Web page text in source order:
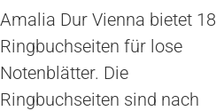
Amalia Dur Vienna bietet 18
Ringbuchseiten für lose
Notenblätter. Die
Ringbuchseiten sind nach